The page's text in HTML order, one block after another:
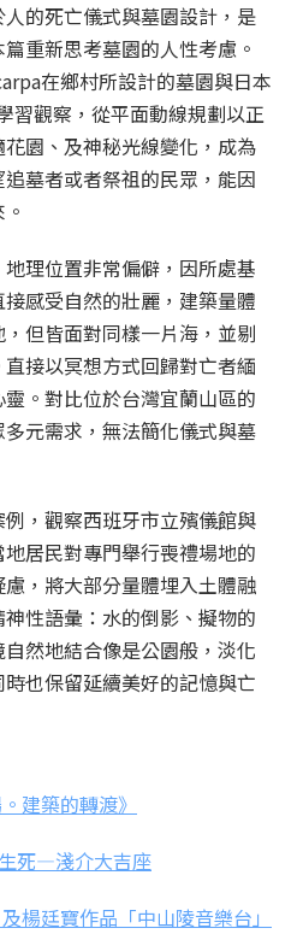
的死亡儀式與墓園設計，是
重新思考墓園的人性考慮。
在鄉村所設計的墓園與日本
習觀察，從平面動線規劃以正
園、及神秘光線變化，成為
墓者或者祭祖的民眾，能因
理位置非常偏僻，因所處基
感受自然的壯麗，建築量體
但皆面對同樣一片海，並剔
接以冥想方式回歸對亡者緬
。對比位於台灣宜蘭山區的
元需求，無法簡化儀式與墓
，觀察西班牙市立殯儀館與
居民對專門舉行喪禮場地的
，將大部分量體埋入土體融
性語彙：水的倒影、擬物的
然地結合像是公園般，淡化
也保留延續美好的記憶與亡
建築的轉渡》
死—淺介大吉座
楊廷寶作品「中山陵音樂台」